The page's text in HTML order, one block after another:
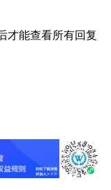
才能查看所有回复